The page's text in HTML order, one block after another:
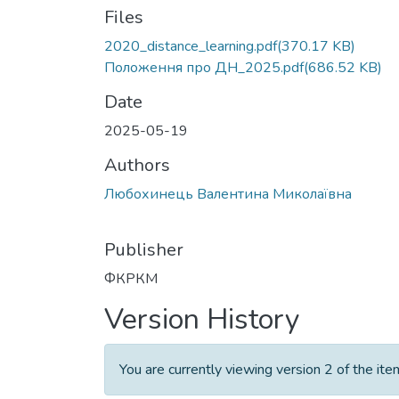
Files
2020_distance_learning.pdf(370.17 KB)
Положення про ДН_2025.pdf(686.52 KB)
Date
2025-05-19
Authors
Любохинець Валентина Миколаївна
Publisher
ФКРКМ
Version History
You are currently viewing version 2 of the